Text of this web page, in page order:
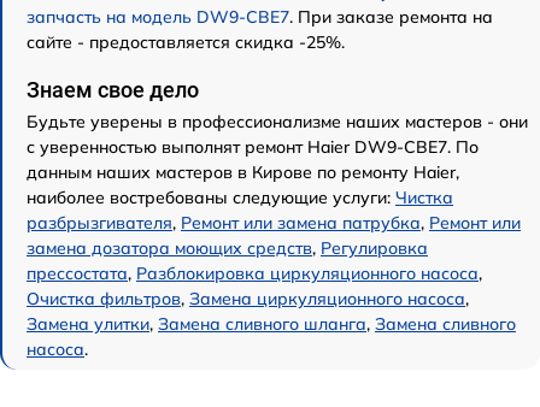
запчасть на модель DW9-CBE7. При заказе ремонта на
сайте - предоставляется скидка -25%.
Знаем свое дело
Будьте уверены в профессионализме наших мастеров - они
с уверенностью выполнят ремонт Haier DW9-CBE7. По
данным наших мастеров в Кирове по ремонту Haier,
наиболее востребованы следующие услуги: Чистка
разбрызгивателя, Ремонт или замена патрубка, Ремонт или
замена дозатора моющих средств, Регулировка
прессостата, Разблокировка циркуляционного насоса,
Очистка фильтров, Замена циркуляционного насоса,
Замена улитки, Замена сливного шланга, Замена сливного
насоса.